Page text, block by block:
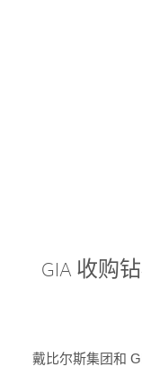
GIA 收购
戴比尔斯集团和